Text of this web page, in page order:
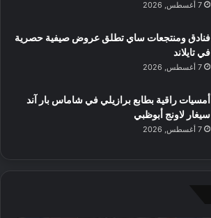
7 أغسطس, 2026
فنادق ومنتجعات ساي تطلق عروض صيفية حصرية
في تايلاند
7 أغسطس, 2026
أمسيات راقية بطابع برازيلي في شاماس بار آند
سيغار لاونج أبوظبي
7 أغسطس, 2026